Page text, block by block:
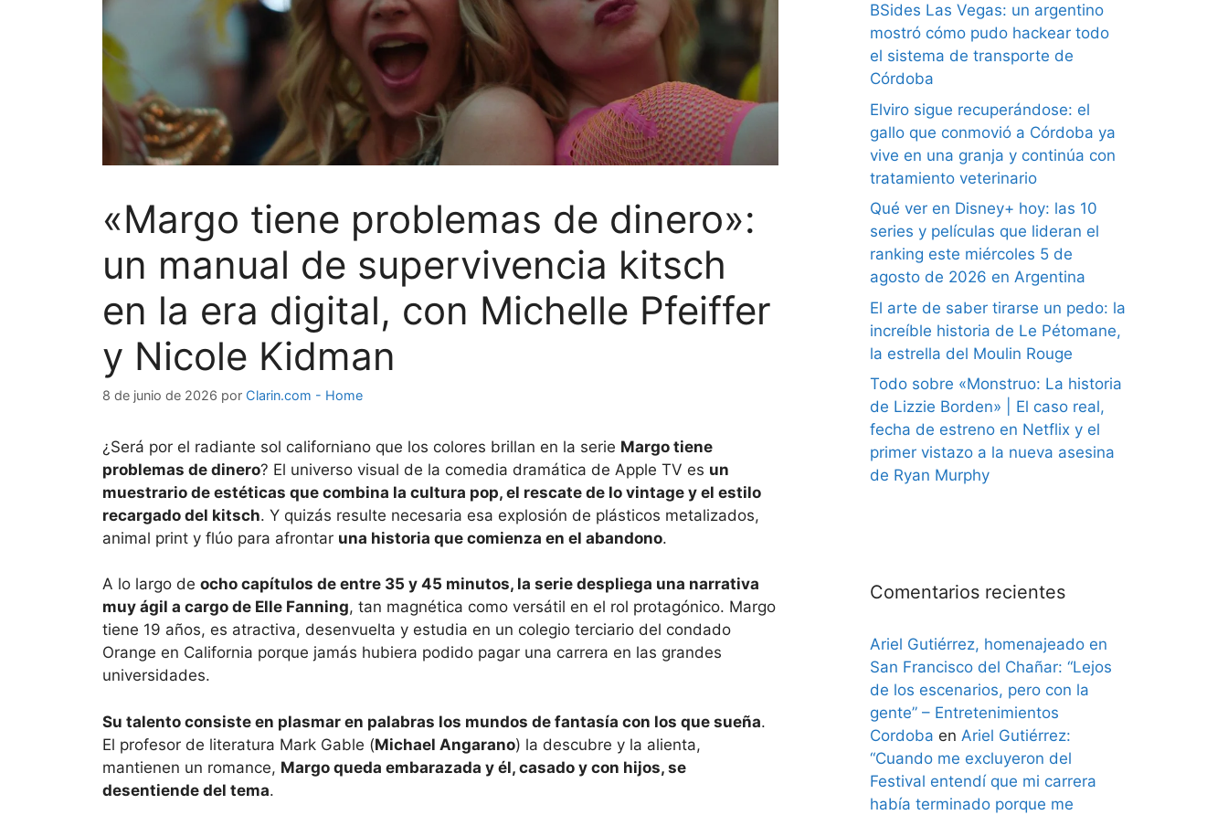
«Margo tiene problemas de dinero»:
un manual de supervivencia kitsch
en la era digital, con Michelle Pfeiffer
y Nicole Kidman
8 de junio de 2026 por Clarin.com - Home
¿Será por el radiante sol californiano que los colores brillan en la serie Margo tiene
problemas de dinero? El universo visual de la comedia dramática de Apple TV es un
muestrario de estéticas que combina la cultura pop, el rescate de lo vintage y el estilo
recargado del kitsch. Y quizás resulte necesaria esa explosión de plásticos metalizados,
animal print y flúo para afrontar una historia que comienza en el abandono.
A lo largo de ocho capítulos de entre 35 y 45 minutos, la serie despliega una narrativa
muy ágil a cargo de Elle Fanning, tan magnética como versátil en el rol protagónico. Margo
tiene 19 años, es atractiva, desenvuelta y estudia en un colegio terciario del condado
Orange en California porque jamás hubiera podido pagar una carrera en las grandes
universidades.
Su talento consiste en plasmar en palabras los mundos de fantasía con los que sueña.
El profesor de literatura Mark Gable (Michael Angarano) la descubre y la alienta,
mantienen un romance, Margo queda embarazada y él, casado y con hijos, se
desentiende del tema.
BSides Las Vegas: un argentino
mostró cómo pudo hackear todo
el sistema de transporte de
Córdoba
Elviro sigue recuperándose: el
gallo que conmovió a Córdoba ya
vive en una granja y continúa con
tratamiento veterinario
Qué ver en Disney+ hoy: las 10
series y películas que lideran el
ranking este miércoles 5 de
agosto de 2026 en Argentina
El arte de saber tirarse un pedo: la
increíble historia de Le Pétomane,
la estrella del Moulin Rouge
Todo sobre «Monstruo: La historia
de Lizzie Borden» | El caso real,
fecha de estreno en Netflix y el
primer vistazo a la nueva asesina
de Ryan Murphy
Comentarios recientes
Ariel Gutiérrez, homenajeado en
San Francisco del Chañar: “Lejos
de los escenarios, pero con la
gente” – Entretenimientos
Cordoba en Ariel Gutiérrez:
“Cuando me excluyeron del
Festival entendí que mi carrera
había terminado porque me